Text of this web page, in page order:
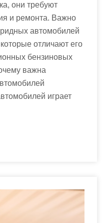
они требуют
и ремонта. Важно
автомобилей
отличают его
бензиновых
важна
играет